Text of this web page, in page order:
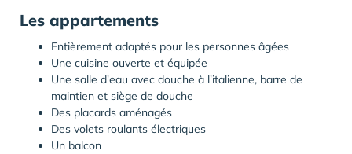
Les appartements
Entièrement adaptés pour les personnes âgées
Une cuisine ouverte et équipée
Une salle d'eau avec douche à l'italienne, barre de
maintien et siège de douche
Des placards aménagés
Des volets roulants électriques
Un balcon